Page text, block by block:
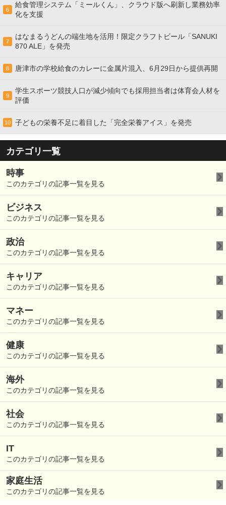
6
給食管理システム「ミールくん」、クラウド版へ刷新し業務効率
化を支援
7
はなまるうどんの端生地を活用！限定クラフトビール「SANUKI
870 ALE」を発売
8 唐津市の学校給食のカレーに金属片混入、6月29日から提供再開
9
学生スポーツ競技人口が減少傾向でも採用担当者は体育会人材を
評価
10 子どもの栄養不足に着目した「完全栄養アイス」を発売
カテゴリ一覧
時事
このカテゴリの記事一覧を見る
ビジネス
このカテゴリの記事一覧を見る
政治
このカテゴリの記事一覧を見る
キャリア
このカテゴリの記事一覧を見る
マネー
このカテゴリの記事一覧を見る
健康
このカテゴリの記事一覧を見る
海外
このカテゴリの記事一覧を見る
社会
このカテゴリの記事一覧を見る
IT
このカテゴリの記事一覧を見る
家庭生活
このカテゴリの記事一覧を見る